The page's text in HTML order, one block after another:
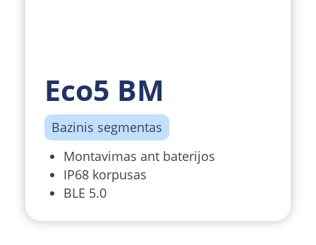
Eco5 BM
Bazinis segmentas
Montavimas ant baterijos
IP68 korpusas
BLE 5.0